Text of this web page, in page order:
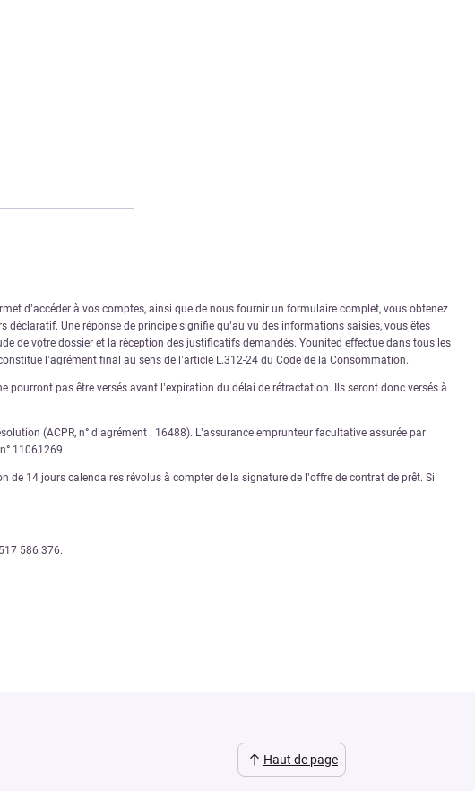
d’accéder à vos comptes, ainsi que de nous fournir un formulaire complet, vous obtenez
déclaratif. Une réponse de principe signifie qu’au vu des informations saisies, vous êtes
de votre dossier et la réception des justificatifs demandés. Younited effectue dans tous les
l’agrément final au sens de l’article L.312-24 du Code de la Consommation.
pourront pas être versés avant l’expiration du délai de rétractation. Ils seront donc versés à
(ACPR, n° d’agrément : 16488). L’assurance emprunteur facultative assurée par
11061269
de 14 jours calendaires révolus à compter de la signature de l’offre de contrat de prêt. Si
586 376.
Haut de page